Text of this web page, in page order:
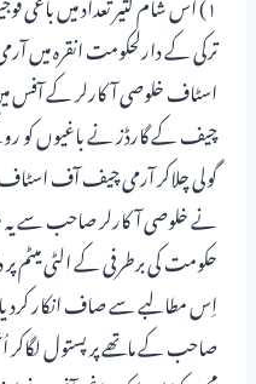
ترکی کے دارلحکومت انقرہ میں
اسٹاف خلوصی آکارلر کے آفس
چیف کے گارڈز نے باغیوں کو
گولی چلاکر آرمی چیف آف
نے خلوصی آکارلر صاحب سے یہ
حکومت کی برطرفی کے الٹی
اِس مطالبے سے صاف انکار
صاحب کے ماتھے پر پستول لگاکر